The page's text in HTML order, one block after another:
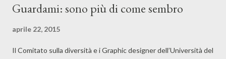
Guardami: sono più di come sembro
aprile 22, 2015
Il Comitato sulla diversità e i Graphic designer dell’Università del